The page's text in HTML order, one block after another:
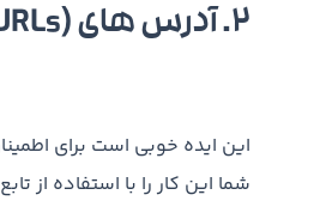
۲. آدرس های (URLs) مناسب
شما این کار را با استفاده از تابع esc_url() انجام دهید.